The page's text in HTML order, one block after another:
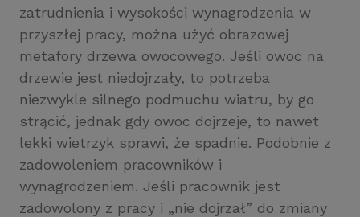
zatrudnienia i wysokości wynagrodzenia w
przyszłej pracy, można użyć obrazowej
metafory drzewa owocowego. Jeśli owoc na
drzewie jest niedojrzały, to potrzeba
niezwykle silnego podmuchu wiatru, by go
strącić, jednak gdy owoc dojrzeje, to nawet
lekki wietrzyk sprawi, że spadnie. Podobnie z
zadowoleniem pracowników i
wynagrodzeniem. Jeśli pracownik jest
zadowolony z pracy i „nie dojrzał” do zmiany